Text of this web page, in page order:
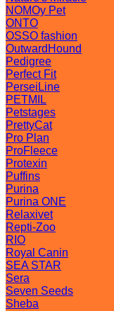
NOMOy Pet
ONTO
OSSO fashion
OutwardHound
Pedigree
Perfect Fit
PerseiLine
PETMIL
Petstages
PrettyCat
Pro Plan
ProFleece
Protexin
Puffins
Purina
Purina ONE
Relaxivet
Repti-Zoo
RIO
Royal Canin
SEA STAR
Sera
Seven Seeds
Sheba